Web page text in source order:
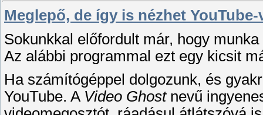
Meglepő, de így is nézhet
Sokunkkal előfordult már, hogy
Az alábbi programmal ezt egy kicsit
Ha számítógéppel dolgozunk, és
YouTube. A Video Ghostnevű